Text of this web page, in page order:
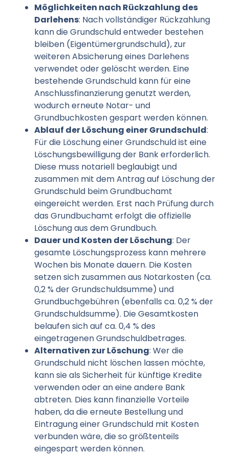
Möglichkeiten nach Rückzahlung des
Darlehens: Nach vollständiger Rückzahlung
kann die Grundschuld entweder bestehen
bleiben (Eigentümergrundschuld), zur
weiteren Absicherung eines Darlehens
verwendet oder gelöscht werden. Eine
bestehende Grundschuld kann für eine
Anschlussfinanzierung genutzt werden,
wodurch erneute Notar- und
Grundbuchkosten gespart werden können.
Ablauf der Löschung einer Grundschuld:
Für die Löschung einer Grundschuld ist eine
Löschungsbewilligung der Bank erforderlich.
Diese muss notariell beglaubigt und
zusammen mit dem Antrag auf Löschung der
Grundschuld beim Grundbuchamt
eingereicht werden. Erst nach Prüfung durch
das Grundbuchamt erfolgt die offizielle
Löschung aus dem Grundbuch.
Dauer und Kosten der Löschung: Der
gesamte Löschungsprozess kann mehrere
Wochen bis Monate dauern. Die Kosten
setzen sich zusammen aus Notarkosten (ca.
0,2 % der Grundschuldsumme) und
Grundbuchgebühren (ebenfalls ca. 0,2 % der
Grundschuldsumme). Die Gesamtkosten
belaufen sich auf ca. 0,4 % des
eingetragenen Grundschuldbetrages.
Alternativen zur Löschung: Wer die
Grundschuld nicht löschen lassen möchte,
kann sie als Sicherheit für künftige Kredite
verwenden oder an eine andere Bank
abtreten. Dies kann finanzielle Vorteile
haben, da die erneute Bestellung und
Eintragung einer Grundschuld mit Kosten
verbunden wäre, die so größtenteils
eingespart werden können.